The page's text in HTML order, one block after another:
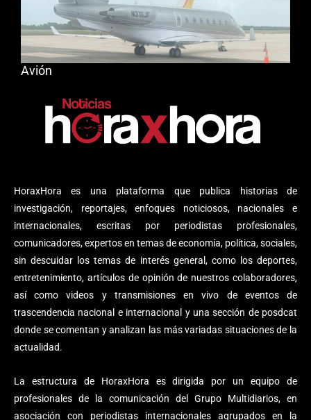
HoraxHora es una plataforma que publica historias de
investigación, reportajes, enfoques noticiosos, nacionales e
internacionales, escritas por periodistas profesionales,
comunicadores, expertos en temas de economía, política, sociales,
sin descuidar los temas de interés general, como los deportes,
entretenimiento, artículos de opinión de nuestros colaboradores,
así como videos y transmisiones en vivo de eventos de
trascendencia nacional e internacional y una sección de posdcat
donde se comentan y analizan las más variadas situaciones de la
actualidad.
La estructura de HoraxHora es dirigida por un equipo de
profesionales de la comunicación del Grupo Multidiarios, en
asociación con periodistas internacionales agrupados en la
Avión